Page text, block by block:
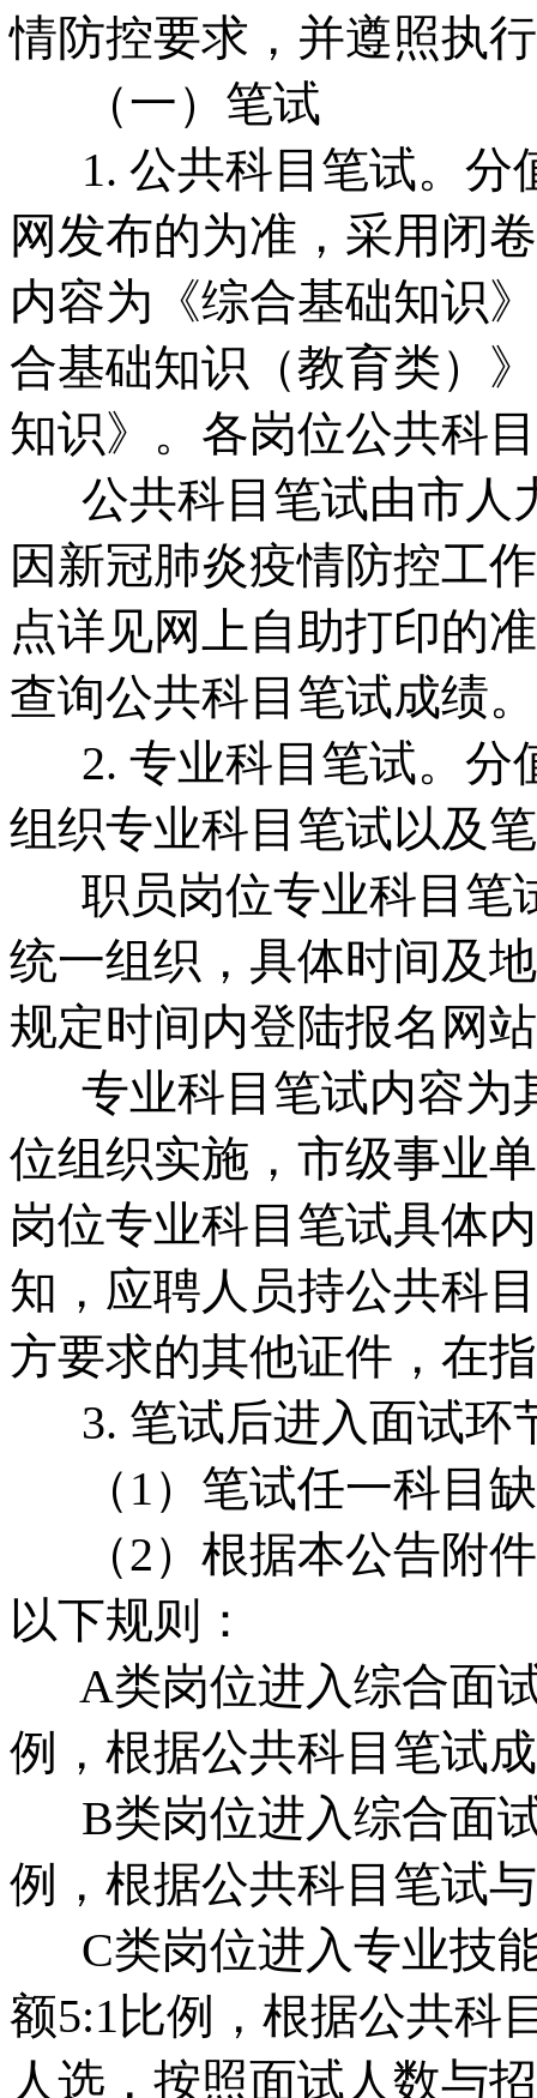
情防控要求，并遵照执
（一）笔试
1. 公共科目笔试。分
网发布的为准，采用闭
内容为《综合基础知识
合基础知识（教育类）
知识》。各岗位公共科
公共科目笔试由市人
因新冠肺炎疫情防控工
点详见网上自助打印的
查询公共科目笔试成绩。
2. 专业科目笔试。分
组织专业科目笔试以及
职员岗位专业科目笔
统一组织，具体时间及
规定时间内登陆报名网
专业科目笔试内容为
位组织实施，市级事业
岗位专业科目笔试具体
知，应聘人员持公共科
方要求的其他证件，在
3. 笔试后进入面试环
（1）笔试任一科目缺
（2）根据本公告附件
以下规则：
A类岗位进入综合面试
例，根据公共科目笔试
B类岗位进入综合面试
例，根据公共科目笔试
C类岗位进入专业技
额5:1比例，根据公共科
人选，按照面试人数与